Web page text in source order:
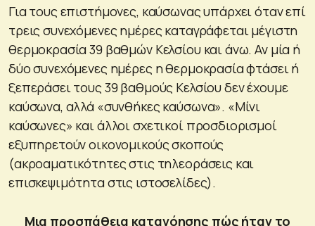
Για τους επιστήμονες, καύσωνας υπάρχει όταν επί
τρεις συνεχόμενες ημέρες καταγράφεται μέγιστη
θερμοκρασία 39 βαθμών Κελσίου και άνω. Αν μία ή
δύο συνεχόμενες ημέρες η θερμοκρασία φτάσει ή
ξεπεράσει τους 39 βαθμούς Κελσίου δεν έχουμε
καύσωνα, αλλά «συνθήκες καύσωνα». «Μίνι
καύσωνες» και άλλοι σχετικοί προσδιορισμοί
εξυπηρετούν οικονομικούς σκοπούς
(ακροαματικότητες στις τηλεοράσεις και
επισκεψιμότητα στις ιστοσελίδες).
Μια προσπάθεια κατανόησης πώς ήταν το